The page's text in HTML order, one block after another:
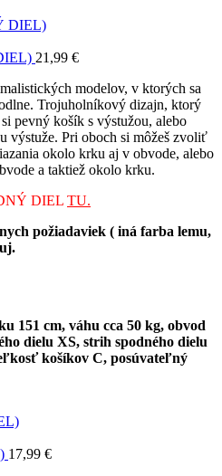
21,99 €
modelov, v ktorých sa
Trojuholníkový dizajn, ktorý
pevný košík s výstužou, alebo
výstuže. Pri oboch si môžeš zvoliť
okolo krku aj v obvode, alebo
a taktiež okolo krku.
DIEL TU.
požiadaviek ( iná farba lemu,
151 cm, váhu cca 50 kg, obvod
dielu XS, strih spodného dielu
košíkov C, posúvateľný
17,99 €